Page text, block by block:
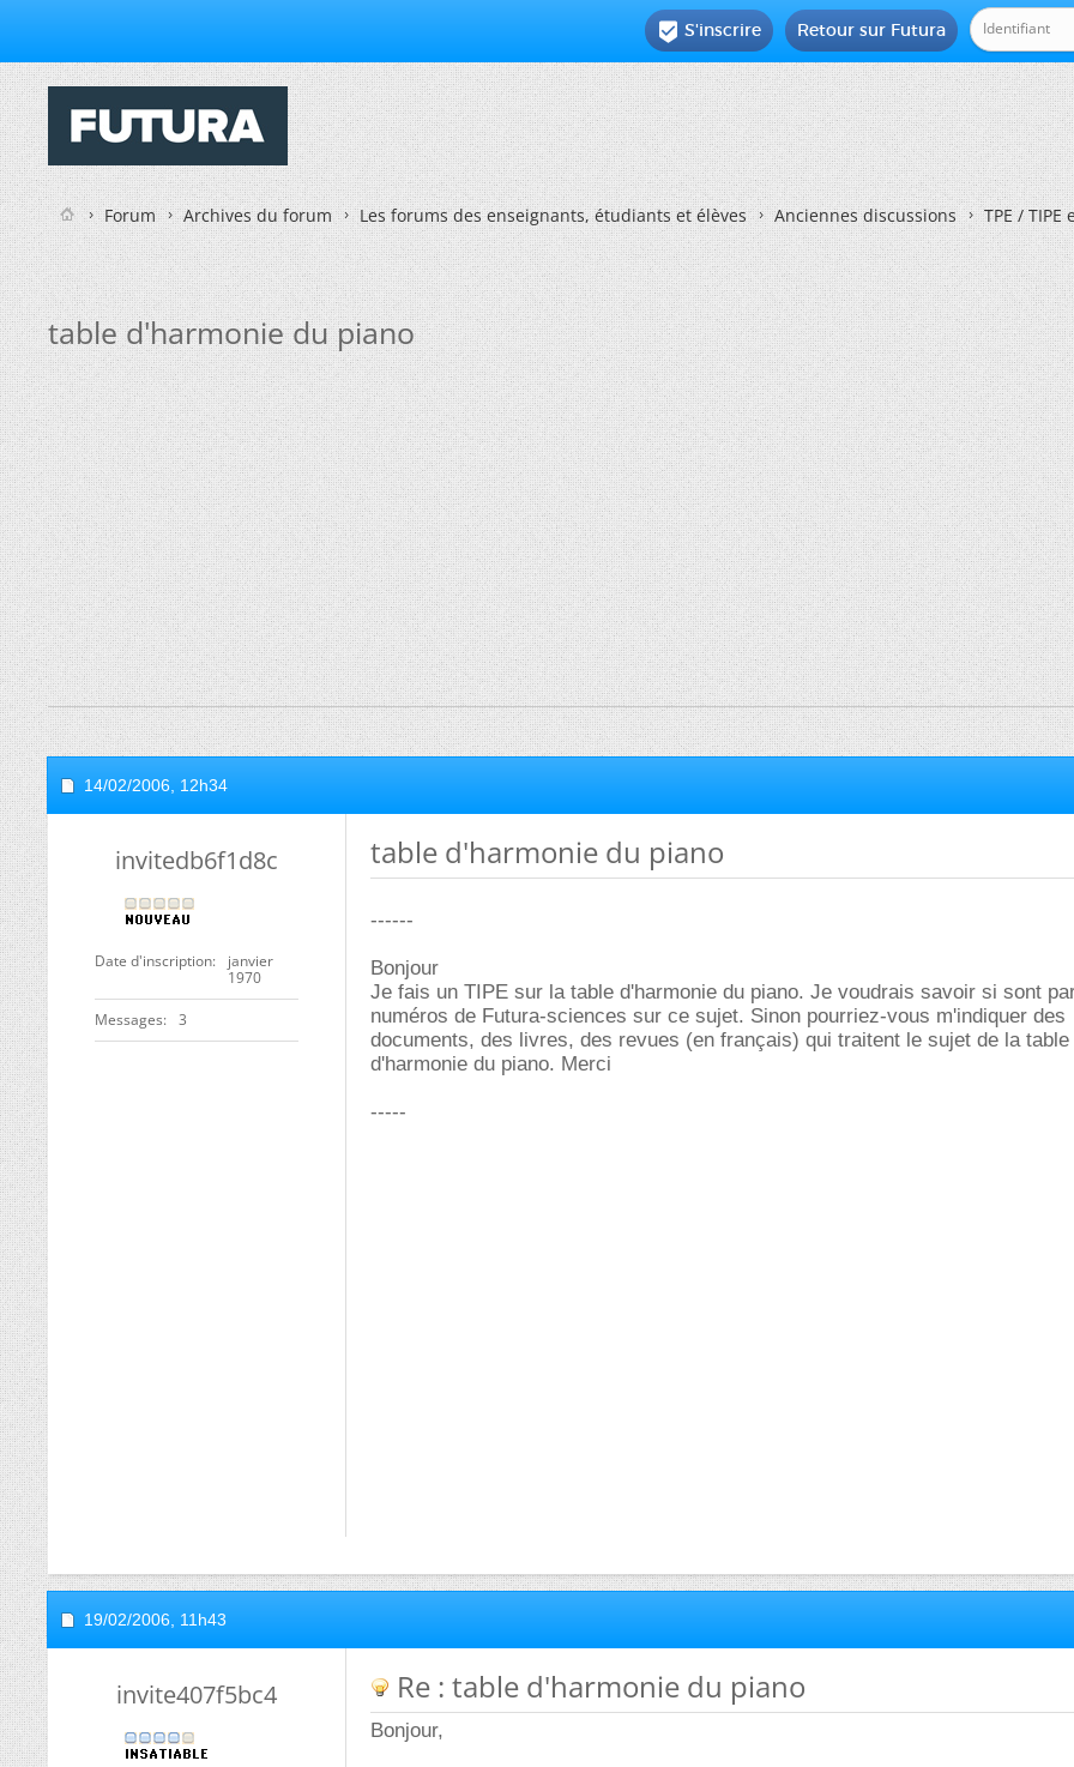
Retour sur Futura
 S'inscrire
Forum Archives du forum Les forums des enseignants, étudiants et élèves Anciennes discussions TPE /
table d'harmonie du piano
14/02/2006, 12h34
invitedb6f1d8c
Date d'inscription
janvier
1970
Messages 3
table d'harmonie du piano
------
Bonjour
Je fais un TIPE sur la table d'harmonie du piano. Je voudrais savoir si sont
numéros de Futura-sciences sur ce sujet. Sinon pourriez-vous m'indiquer des
documents, des livres, des revues (en français) qui traitent le sujet de la table
d'harmonie du piano. Merci
-----
19/02/2006, 11h43
invite407f5bc4 Re : table d'harmonie du piano
Bonjour,